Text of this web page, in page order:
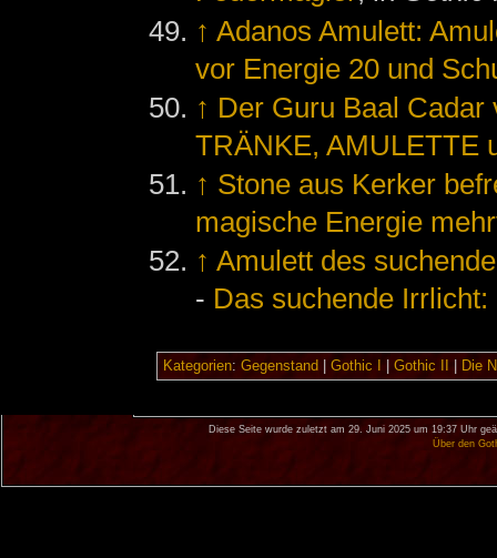
↑ Adanos Amulett:
vor Energie 20 und
↑ Der Guru Baal
TRÄNKE, AMULETTE
↑ Stone aus Kerker
magische Energie
↑ Amulett des
- Das suchende
Kategorien: Gegenstand Gothic I Gothic II Die
Diese Seite wurde zuletzt am 29. Juni 2025 um 19:37 Uhr
Über den